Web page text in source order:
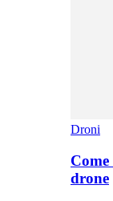
Droni
drone